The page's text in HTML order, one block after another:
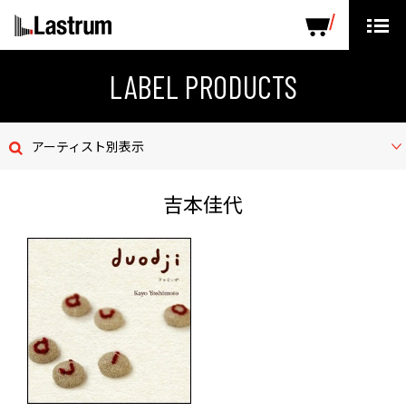
LABEL PRODUCTS
プライバシーポリシー
ENGLISH PAGE
LABEL PRODUCTS
アーティスト別表示
吉本佳代